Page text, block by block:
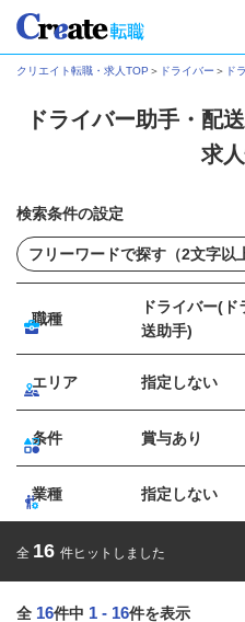
クリエイト転職・求人TOP ＞ ドライバー ＞ ド
ドライバー助手・配
求
検索条件の設定
職種
ドライバー(
送助手)
エリア 指定しない
条件 賞与あり
業種 指定しない
全 16 件ヒットしました
全 16件中 1 - 16件を表示